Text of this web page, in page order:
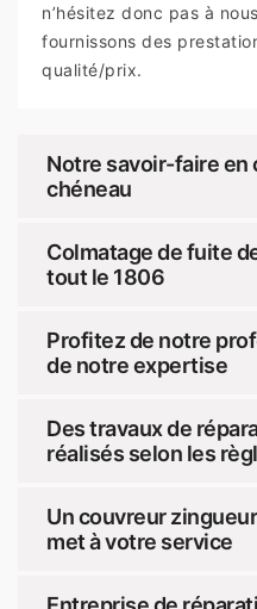
n’hésitez donc pas à
fournissons des
qualité/prix.
Notre savoir-faire en
chéneau
Colmatage de fuite
tout le 1806
Profitez de notre
de notre expertise
Des travaux de
réalisés selon les
Un couvreur
met à votre service